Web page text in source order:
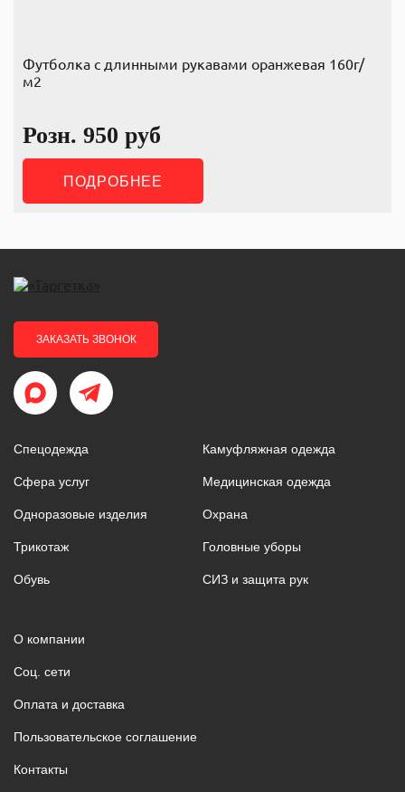
Футболка с длинными рукавами оранжевая 160г/
м2
Розн. 950 руб
ПОДРОБНЕЕ
ЗАКАЗАТЬ ЗВОНОК
Спецодежда Камуфляжная одежда
Сфера услуг Медицинская одежда
Одноразовые изделия Охрана
Трикотаж Головные уборы
Обувь СИЗ и защита рук
О компании
Соц. сети
Оплата и доставка
Пользовательское соглашение
Контакты